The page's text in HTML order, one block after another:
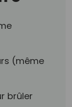
(même
brûler